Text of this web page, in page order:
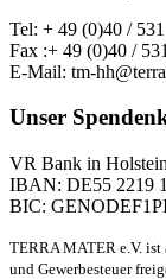
Tel: + 49 (0)40 /
Fax :+ 49 (0)40 /
E-Mail: tm-
Unser
VR Bank in
IBAN: DE55 2219
BIC:
TERRA MATER e.V.
und Gewerbesteuer